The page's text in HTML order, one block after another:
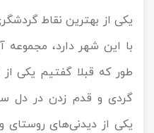
یکی از بهترین نقاط
با این شهر دارد،
طور که قبلا گفتیم یکی
گردی و قدم زدن در دل
یکی از دیدنی‌های روستای